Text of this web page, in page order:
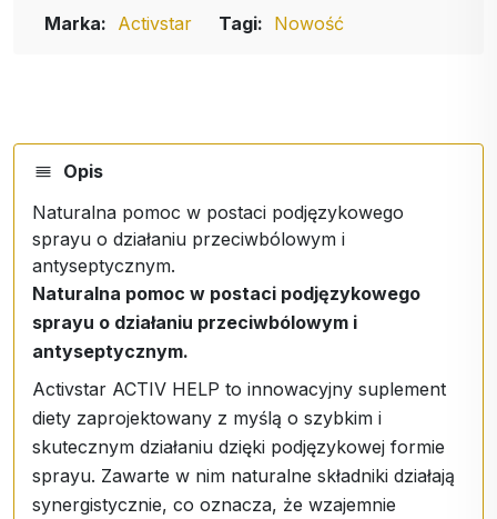
Marka: Activstar Tagi: Nowość
Opis
Naturalna pomoc w postaci podjęzykowego
sprayu o działaniu przeciwbólowym i
antyseptycznym.
Naturalna pomoc w postaci podjęzykowego
sprayu o działaniu przeciwbólowym i
antyseptycznym.
Activstar ACTIV HELP to innowacyjny suplement
diety zaprojektowany z myślą o szybkim i
skutecznym działaniu dzięki podjęzykowej formie
sprayu. Zawarte w nim naturalne składniki działają
synergistycznie, co oznacza, że wzajemnie